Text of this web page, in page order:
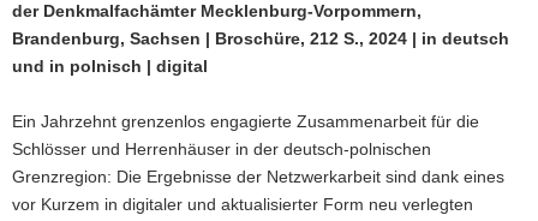
der Denkmalfachämter Mecklenburg-Vorpommern,
Brandenburg, Sachsen | Broschüre, 212 S., 2024 | in deutsch
und in polnisch | digital
Ein Jahrzehnt grenzenlos engagierte Zusammenarbeit für die
Schlösser und Herrenhäuser in der deutsch-polnischen
Grenzregion: Die Ergebnisse der Netzwerkarbeit sind dank eines
vor Kurzem in digitaler und aktualisierter Form neu verlegten